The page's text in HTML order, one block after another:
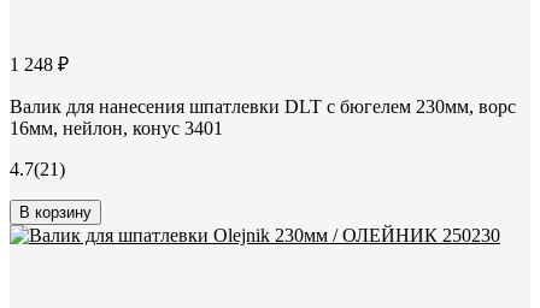
1 248 ₽
Валик для нанесения шпатлевки DLT с бюгелем 230мм, ворс
16мм, нейлон, конус 3401
4.7(21)
В корзину